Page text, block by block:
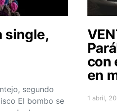
single,
segundo
El bombo se
con
en
Posted
1 abril,